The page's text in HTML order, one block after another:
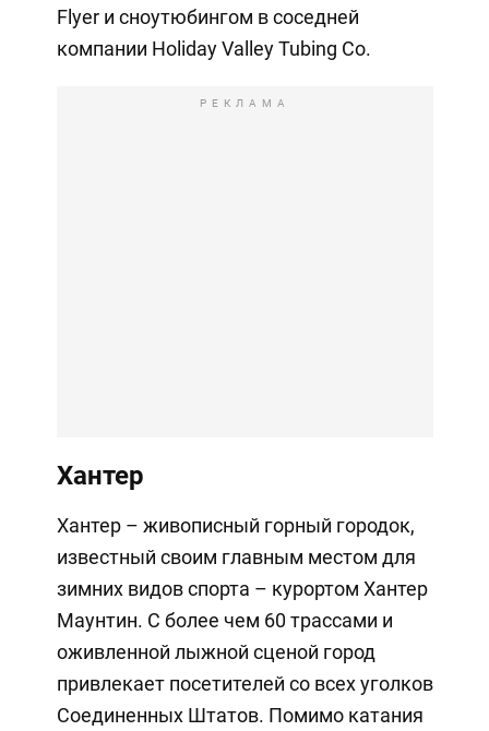
Flyer и сноутюбингом в соседней
компании Holiday Valley Tubing Co.
РЕКЛАМА
Хантер
Хантер – живописный горный городок,
известный своим главным местом для
зимних видов спорта – курортом Хантер
Маунтин. С более чем 60 трассами и
оживленной лыжной сценой город
привлекает посетителей со всех уголков
Соединенных Штатов. Помимо катания